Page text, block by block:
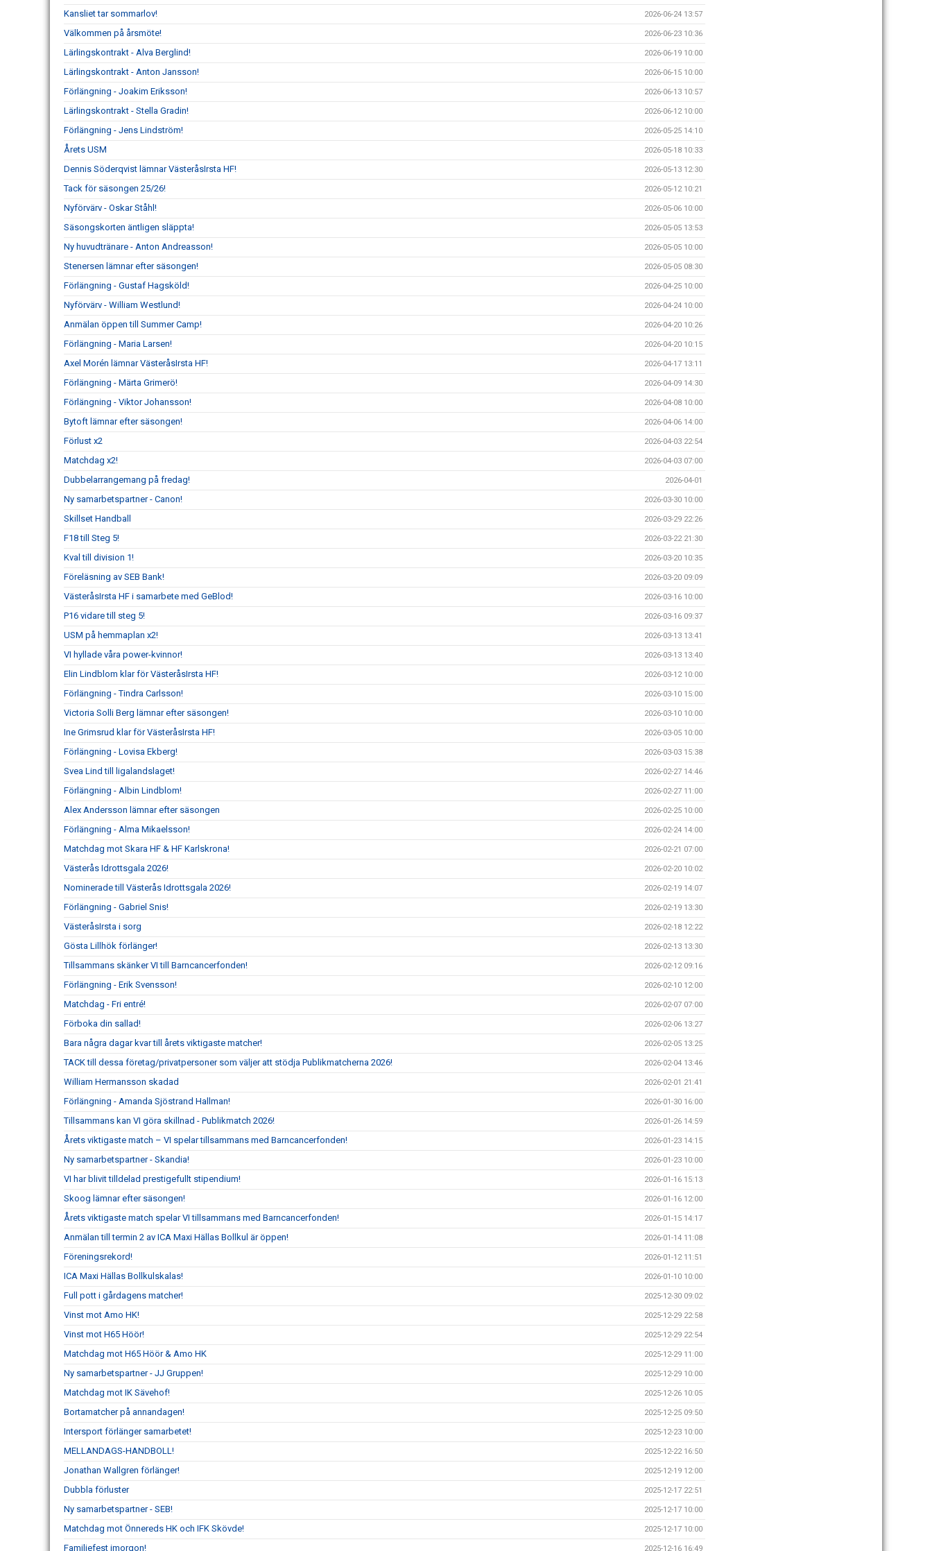
Kansliet tar sommarlov! 2026-06-24 13:57
Välkommen på årsmöte! 2026-06-23 10:36
Lärlingskontrakt - Alva Berglind! 2026-06-19 10:00
Lärlingskontrakt - Anton Jansson! 2026-06-15 10:00
Förlängning - Joakim Eriksson! 2026-06-13 10:57
Lärlingskontrakt - Stella Gradin! 2026-06-12 10:00
Förlängning - Jens Lindström! 2026-05-25 14:10
Årets USM 2026-05-18 10:33
Dennis Söderqvist lämnar VästeråsIrsta HF! 2026-05-13 12:30
Tack för säsongen 25/26! 2026-05-12 10:21
Nyförvärv - Oskar Ståhl! 2026-05-06 10:00
Säsongskorten äntligen släppta! 2026-05-05 13:53
Ny huvudtränare - Anton Andreasson! 2026-05-05 10:00
Stenersen lämnar efter säsongen! 2026-05-05 08:30
Förlängning - Gustaf Hagsköld! 2026-04-25 10:00
Nyförvärv - William Westlund! 2026-04-24 10:00
Anmälan öppen till Summer Camp! 2026-04-20 10:26
Förlängning - Maria Larsen! 2026-04-20 10:15
Axel Morén lämnar VästeråsIrsta HF! 2026-04-17 13:11
Förlängning - Märta Grimerö! 2026-04-09 14:30
Förlängning - Viktor Johansson! 2026-04-08 10:00
Bytoft lämnar efter säsongen! 2026-04-06 14:00
Förlust x2 2026-04-03 22:54
Matchdag x2! 2026-04-03 07:00
Dubbelarrangemang på fredag! 2026-04-01
Ny samarbetspartner - Canon! 2026-03-30 10:00
Skillset Handball 2026-03-29 22:26
F18 till Steg 5! 2026-03-22 21:30
Kval till division 1! 2026-03-20 10:35
Föreläsning av SEB Bank! 2026-03-20 09:09
VästeråsIrsta HF i samarbete med GeBlod! 2026-03-16 10:00
P16 vidare till steg 5! 2026-03-16 09:37
USM på hemmaplan x2! 2026-03-13 13:41
VI hyllade våra power-kvinnor! 2026-03-13 13:40
Elin Lindblom klar för VästeråsIrsta HF! 2026-03-12 10:00
Förlängning - Tindra Carlsson! 2026-03-10 15:00
Victoria Solli Berg lämnar efter säsongen! 2026-03-10 10:00
Ine Grimsrud klar för VästeråsIrsta HF! 2026-03-05 10:00
Förlängning - Lovisa Ekberg! 2026-03-03 15:38
Svea Lind till ligalandslaget! 2026-02-27 14:46
Förlängning - Albin Lindblom! 2026-02-27 11:00
Alex Andersson lämnar efter säsongen 2026-02-25 10:00
Förlängning - Alma Mikaelsson! 2026-02-24 14:00
Matchdag mot Skara HF & HF Karlskrona! 2026-02-21 07:00
Västerås Idrottsgala 2026! 2026-02-20 10:02
Nominerade till Västerås Idrottsgala 2026! 2026-02-19 14:07
Förlängning - Gabriel Snis! 2026-02-19 13:30
VästeråsIrsta i sorg 2026-02-18 12:22
Gösta Lillhök förlänger! 2026-02-13 13:30
Tillsammans skänker VI till Barncancerfonden! 2026-02-12 09:16
Förlängning - Erik Svensson! 2026-02-10 12:00
Matchdag - Fri entré! 2026-02-07 07:00
Förboka din sallad! 2026-02-06 13:27
Bara några dagar kvar till årets viktigaste matcher! 2026-02-05 13:25
TACK till dessa företag/privatpersoner som väljer att stödja Publikmatcherna 2026! 2026-02-04 13:46
William Hermansson skadad 2026-02-01 21:41
Förlängning - Amanda Sjöstrand Hallman! 2026-01-30 16:00
Tillsammans kan VI göra skillnad - Publikmatch 2026! 2026-01-26 14:59
Årets viktigaste match – VI spelar tillsammans med Barncancerfonden! 2026-01-23 14:15
Ny samarbetspartner - Skandia! 2026-01-23 10:00
VI har blivit tilldelad prestigefullt stipendium! 2026-01-16 15:13
Skoog lämnar efter säsongen! 2026-01-16 12:00
Årets viktigaste match spelar VI tillsammans med Barncancerfonden! 2026-01-15 14:17
Anmälan till termin 2 av ICA Maxi Hällas Bollkul är öppen! 2026-01-14 11:08
Föreningsrekord! 2026-01-12 11:51
ICA Maxi Hällas Bollkulskalas! 2026-01-10 10:00
Full pott i gårdagens matcher! 2025-12-30 09:02
Vinst mot Amo HK! 2025-12-29 22:58
Vinst mot H65 Höör! 2025-12-29 22:54
Matchdag mot H65 Höör & Amo HK 2025-12-29 11:00
Ny samarbetspartner - JJ Gruppen! 2025-12-29 10:00
Matchdag mot IK Sävehof! 2025-12-26 10:05
Bortamatcher på annandagen! 2025-12-25 09:50
Intersport förlänger samarbetet! 2025-12-23 10:00
MELLANDAGS-HANDBOLL! 2025-12-22 16:50
Jonathan Wallgren förlänger! 2025-12-19 12:00
Dubbla förluster 2025-12-17 22:51
Ny samarbetspartner - SEB! 2025-12-17 10:00
Matchdag mot Önnereds HK och IFK Skövde! 2025-12-17 10:00
Familjefest imorgon! 2025-12-16 16:49